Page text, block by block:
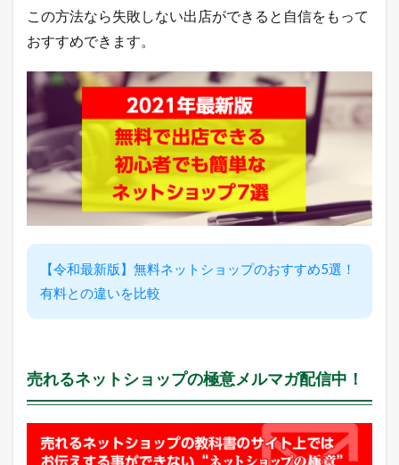
市
と
フ
シ
ョ
ッ
ピ
ン
グ
の
売
商
品
場
合
デ
イ
リ
この方法なら失敗しない出店ができると自信をもって
おすすめできます。
【令和最新版】無料ネットショップのおすすめ5選！
有料との違いを比較
売れるネットショップの極意メルマガ配信中！